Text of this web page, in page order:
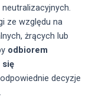
ze względu na
żrących lub
odbiorem
się
decyzje